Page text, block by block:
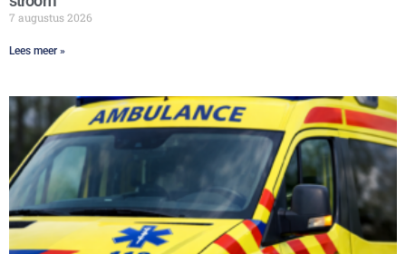
7 augustus 2026
Lees meer »